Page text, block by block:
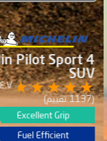
Pilot Sport 4
SUV
٤٫٧/5
(1137 تقييم)
Excellent Grip
Fuel Efficient